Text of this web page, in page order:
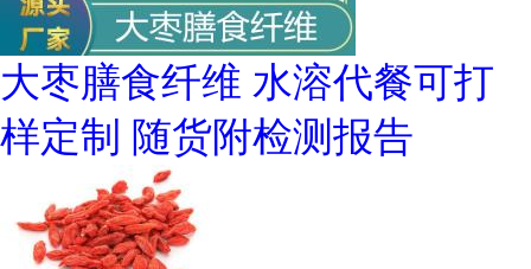
大枣膳食纤维 水溶代餐可打
样定制 随货附检测报告